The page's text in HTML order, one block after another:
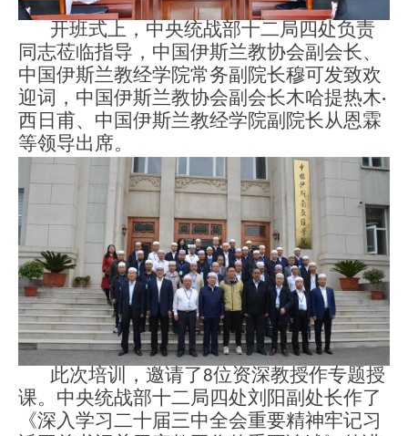
开班式上，中央统战部十二局四处负责
同志莅临指导，中国伊斯兰教协会副会长、
中国伊斯兰教经学院常务副院长穆可发致欢
迎词，中国伊斯兰教协会副会长木哈提热木·
西日甫、中国伊斯兰教经学院副院长从恩霖
等领导出席。
此次培训，邀请 了 8位资深教授作专题授
课。中央统战部十二局四处刘阳副处长作了
《深入学习二十届三中全会重要精神牢记习